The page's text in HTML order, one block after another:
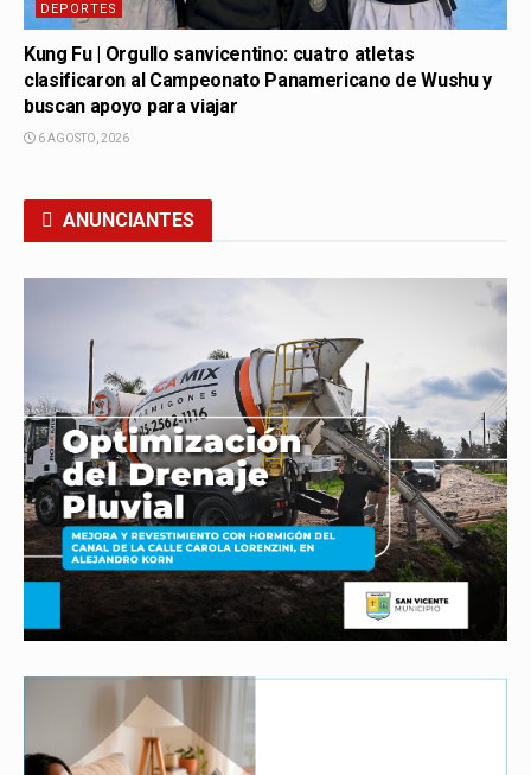
DEPORTES
Kung Fu | Orgullo sanvicentino: cuatro atletas
clasificaron al Campeonato Panamericano de Wushu y
buscan apoyo para viajar
6 AGOSTO, 2026
ANUNCIANTES